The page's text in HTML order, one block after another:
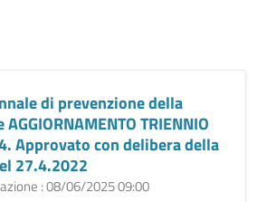
di prevenzione della
TRIENNIO
Approvato con delibera della
27.4.2022
: 08/06/2025 09:00